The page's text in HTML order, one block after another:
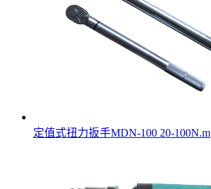
定值式扭力扳手MDN-100 20-100N.m